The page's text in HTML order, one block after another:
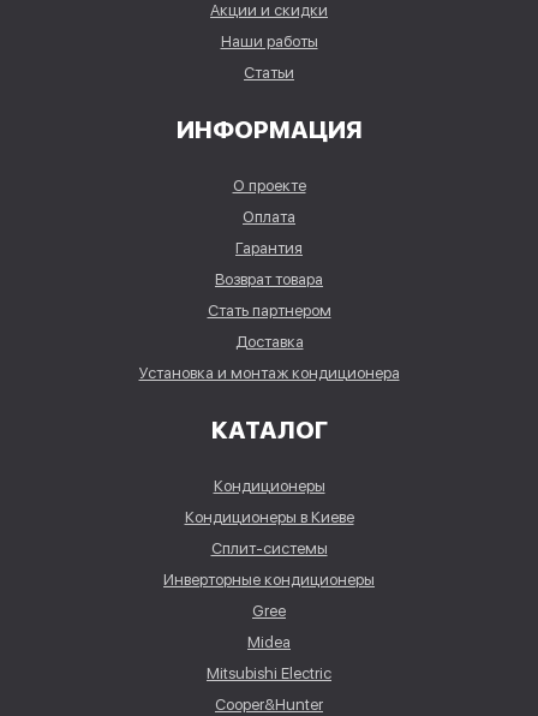
Акции и скидки
Наши работы
Статьи
ИНФОРМАЦИЯ
О проекте
Оплата
Гарантия
Возврат товара
Стать партнером
Доставка
Установка и монтаж кондиционера
КАТАЛОГ
Кондиционеры
Кондиционеры в Киеве
Сплит-системы
Инверторные кондиционеры
Gree
Midea
Mitsubishi Electric
Cooper&Hunter